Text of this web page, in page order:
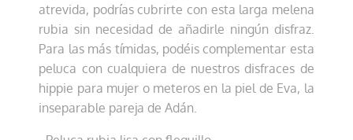
atrevida, podrías cubrirte con esta larga melena
rubia sin necesidad de añadirle ningún disfraz.
Para las más tímidas, podéis complementar esta
peluca con cualquiera de nuestros disfraces de
hippie para mujer o meteros en la piel de Eva, la
inseparable pareja de Adán.